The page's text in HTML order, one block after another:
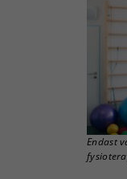
Endast